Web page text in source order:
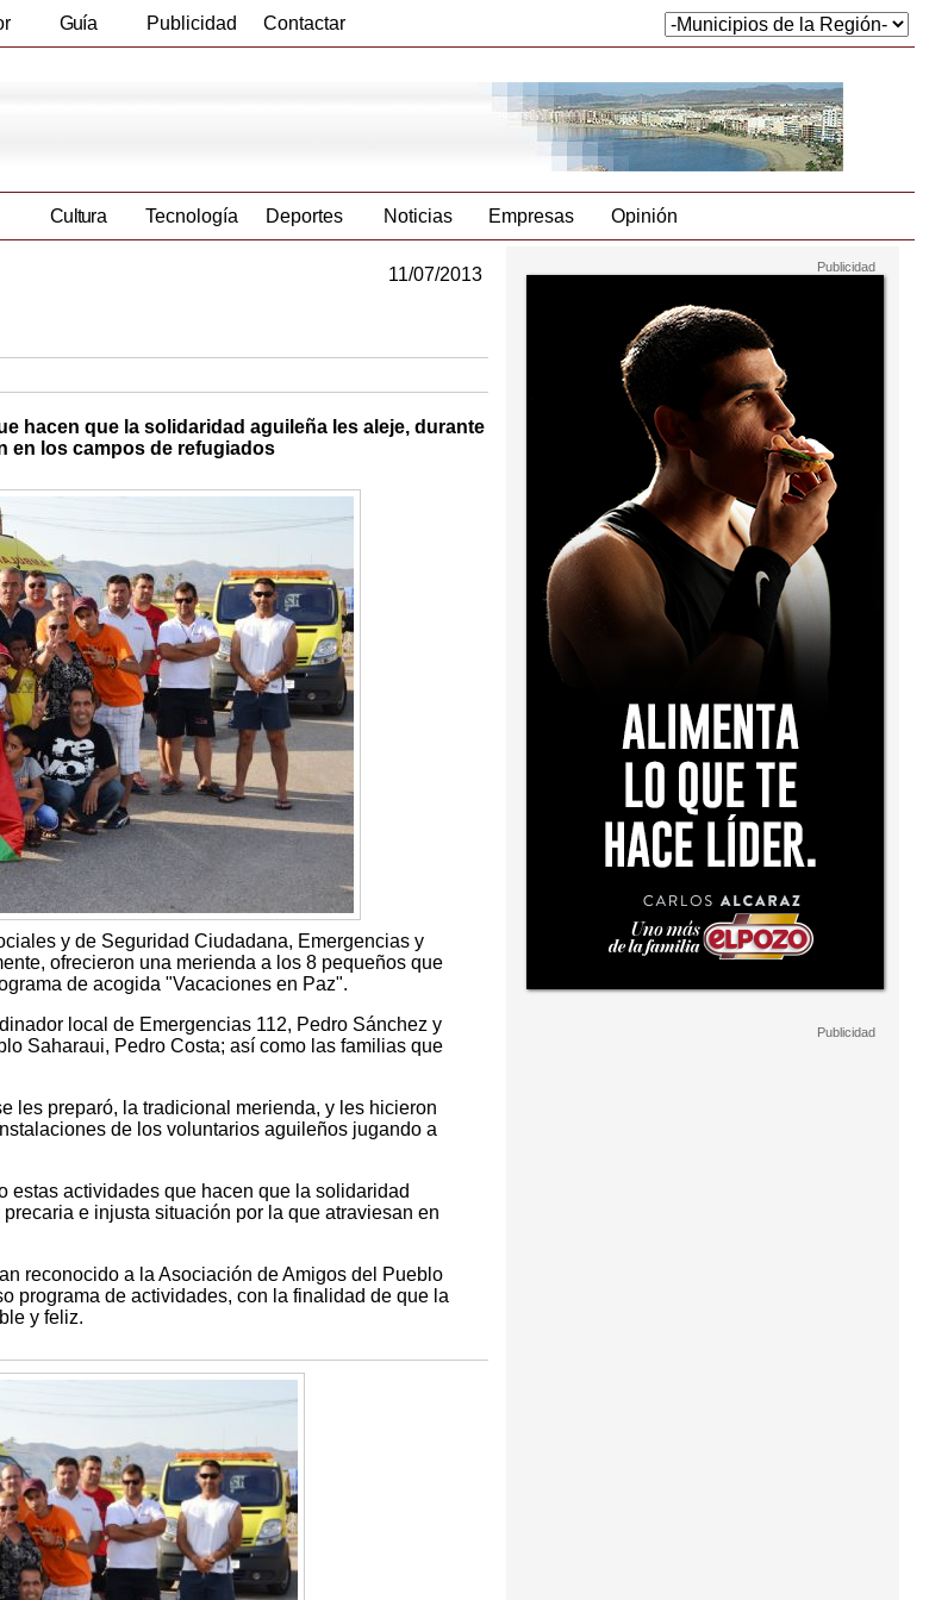
Guía Publicidad Contactar
Cultura Tecnología Deportes Noticias Empresas Opinión
11/07/2013
hacen que la solidaridad aguileña les aleje, durante
en los campos de refugiados
y de Seguridad Ciudadana, Emergencias y
ofrecieron una merienda a los 8 pequeños que
de acogida "Vacaciones en Paz".
local de Emergencias 112, Pedro Sánchez y
Saharaui, Pedro Costa; así como las familias que
les preparó, la tradicional merienda, y les hicieron
de los voluntarios aguileños jugando a
estas actividades que hacen que la solidaridad
e injusta situación por la que atraviesan en
reconocido a la Asociación de Amigos del Pueblo
programa de actividades, con la finalidad de que la
y feliz.